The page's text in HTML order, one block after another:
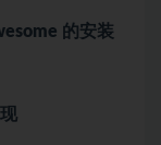
的安装